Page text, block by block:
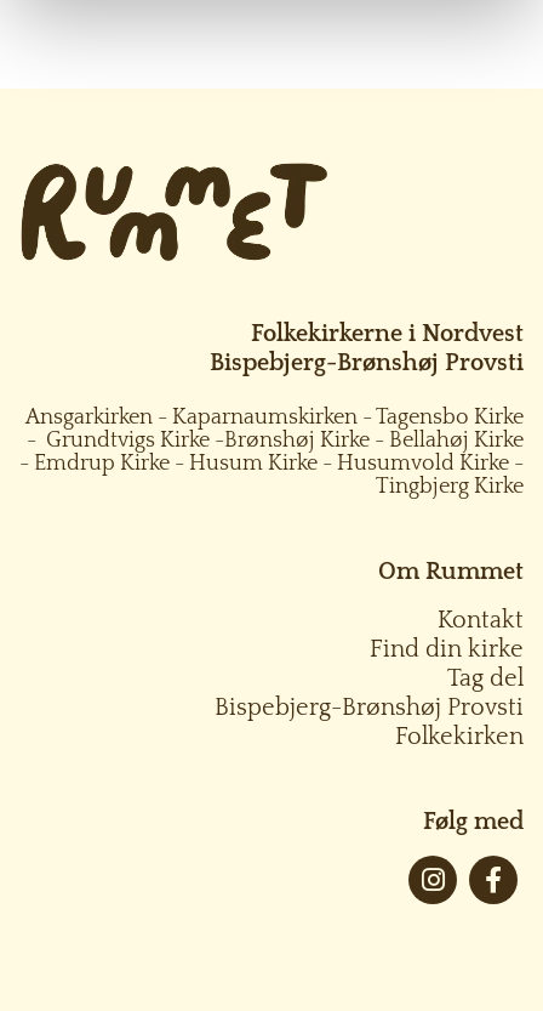
Folkekirkerne i Nordvest
Bispebjerg-Brønshøj Provsti
Ansgarkirken - Kaparnaumskirken -Tagensbo Kirke
- Grundtvigs Kirke -Brønshøj Kirke - Bellahøj Kirke
- Emdrup Kirke - Husum Kirke - Husumvold Kirke -
Tingbjerg Kirke
Om Rummet
Kontakt
Find din kirke
Tag del
Bispebjerg-Brønshøj Provsti
Folkekirken
Følg med